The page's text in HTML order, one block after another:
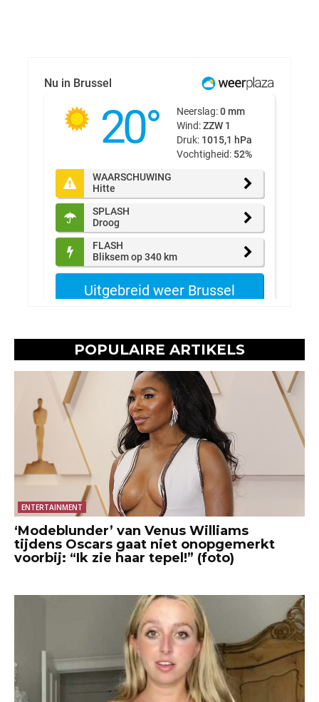
POPULAIRE ARTIKELS
ENTERTAINMENT
‘Modeblunder’ van Venus Williams
tijdens Oscars gaat niet onopgemerkt
voorbij: “Ik zie haar tepel!” (foto)